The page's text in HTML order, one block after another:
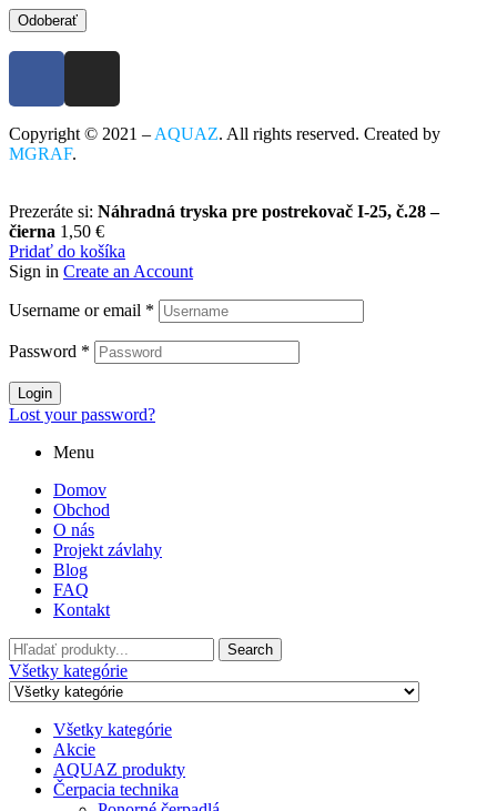
Odoberať
Copyright © 2021 – AQUAZ. All rights reserved. Created by
MGRAF.
Prezeráte si: Náhradná tryska pre postrekovač I-25, č.28 –
čierna 1,50 €
Pridať do košíka
Sign in Create an Account
Username or email *
Password *
Login
Lost your password?
Menu
Domov
Obchod
O nás
Projekt závlahy
Blog
FAQ
Kontakt
Search
Všetky kategórie
Všetky kategórie
Akcie
AQUAZ produkty
Čerpacia technika